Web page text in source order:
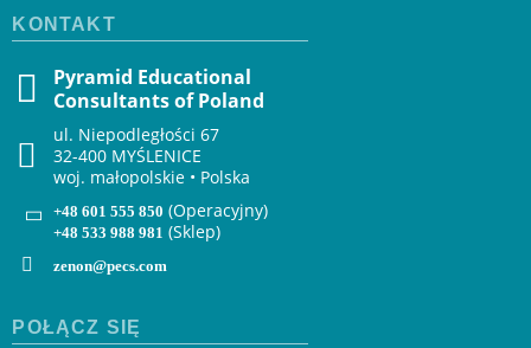
KONTAKT
Pyramid Educational
Consultants of Poland
ul. Niepodległości 67
32-400 MYŚLENICE
woj. małopolskie • Polska
+48 601 555 850 (Operacyjny)
+48 533 988 981 (Sklep)
zenon@pecs.com
POŁĄCZ SIĘ